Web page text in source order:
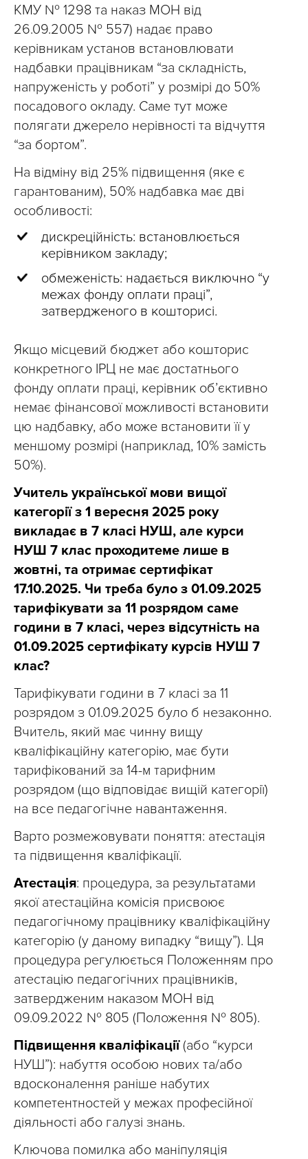
КМУ № 1298 та наказ МОН від
26.09.2005 № 557) надає право
керівникам установ встановлювати
надбавки працівникам “за складність,
напруженість у роботі” у розмірі до 50%
посадового окладу. Саме тут може
полягати джерело нерівності та відчуття
“за бортом”.
На відміну від 25% підвищення (яке є
гарантованим), 50% надбавка має дві
особливості:
дискреційність: встановлюється
керівником закладу;
обмеженість: надається виключно “у
межах фонду оплати праці”,
затвердженого в кошторисі.
Якщо місцевий бюджет або кошторис
конкретного ІРЦ не має достатнього
фонду оплати праці, керівник об’єктивно
немає фінансової можливості встановити
цю надбавку, або може встановити її у
меншому розмірі (наприклад, 10% замість
50%).
Учитель української мови вищої
категорії з 1 вересня 2025 року
викладає в 7 класі НУШ, але курси
НУШ 7 клас проходитеме лише в
жовтні, та отримає сертифікат
17.10.2025. Чи треба було з 01.09.2025
тарифікувати за 11 розрядом саме
години в 7 класі, через відсутність на
01.09.2025 сертифікату курсів НУШ 7
клас?
Тарифікувати години в 7 класі за 11
розрядом з 01.09.2025 було б незаконно.
Вчитель, який має чинну вищу
кваліфікаційну категорію, має бути
тарифікований за 14-м тарифним
розрядом (що відповідає вищій категорії)
на все педагогічне навантаження.
Варто розмежовувати поняття: атестація
та підвищення кваліфікації.
Атестація: процедура, за результатами
якої атестаційна комісія присвоює
педагогічному працівнику кваліфікаційну
категорію (у даному випадку “вищу”). Ця
процедура регулюється Положенням про
атестацію педагогічних працівників,
затвердженим наказом МОН від
09.09.2022 № 805 (Положення № 805).
Підвищення кваліфікації(або “курси
НУШ”): набуття особою нових та/або
вдосконалення раніше набутих
компетентностей у межах професійної
діяльності або галузі знань.
Ключова помилка або маніпуляція